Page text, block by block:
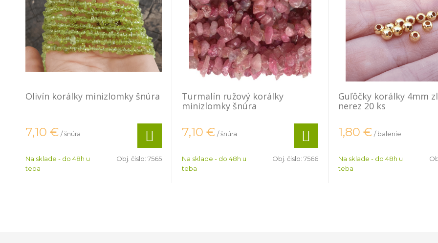
Olivín korálky minizlomky šnúra
7,10 € / šnúra
Na sklade - do 48h u
teba
Obj. čislo: 7565
Turmalín ružový korálky
minizlomky šnúra
7,10 € / šnúra
Na sklade - do 48h u
teba
Obj. čislo: 7566
Guľôčky korálky 4mm
nerez 20 ks
1,80 € / balenie
Na sklade - do 48h u
teba